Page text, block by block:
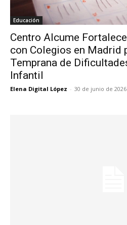
Educación
Centro Alcume
con Colegios en Madrid
Temprana de
Infantil
Elena Digital López - 30 de junio de 2026